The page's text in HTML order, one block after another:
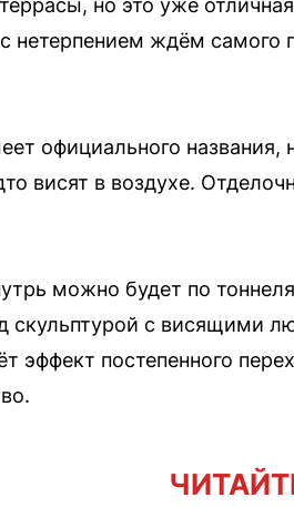
но это уже
нетерпением ждём самого
официального
висят в воздухе.
можно будет по
скульптурой с висящими
эффект постепенного